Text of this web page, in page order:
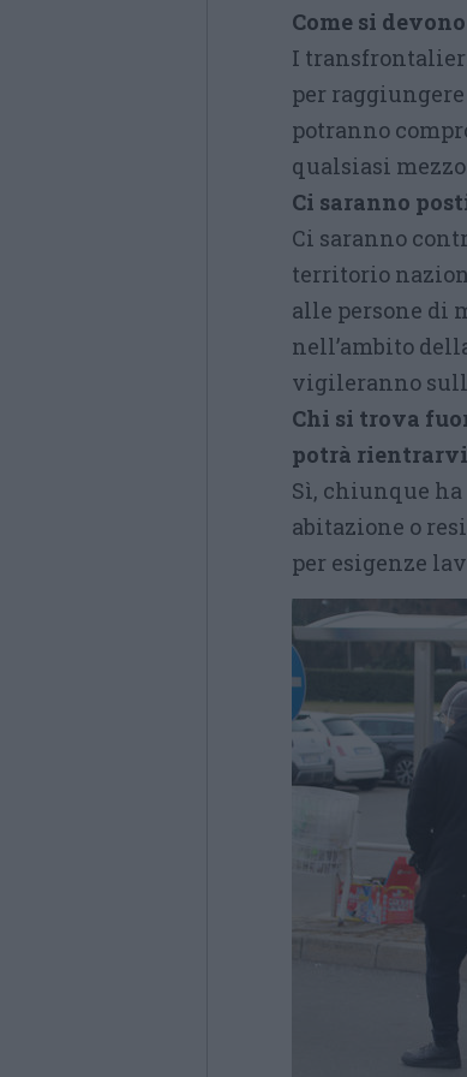
Come si
I
per
potranno
qualsiasi
Ci saranno
Ci saranno
territorio
alle persone di
nell’ambito
vigileranno
Chi si trova
potrà
Sì, chiunque
abitazione o
per esigenze